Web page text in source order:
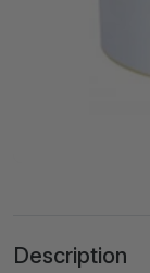
Description